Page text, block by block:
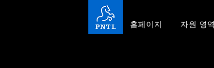
홈페이지 자원 영역